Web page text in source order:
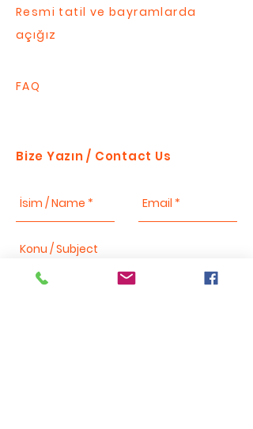
Resmi tatil ve bayramlarda
açığız
FAQ
Bize Yazın / Contact Us